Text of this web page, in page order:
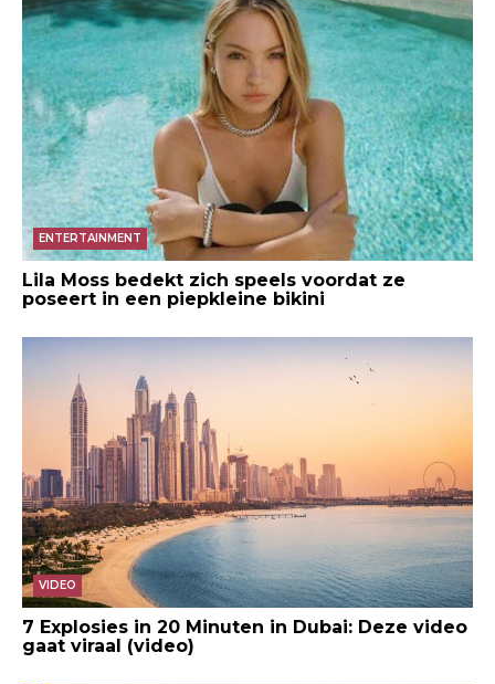
ENTERTAINMENT
Lila Moss bedekt zich speels voordat ze
poseert in een piepkleine bikini
VIDEO
7 Explosies in 20 Minuten in Dubai: Deze video
gaat viraal (video)